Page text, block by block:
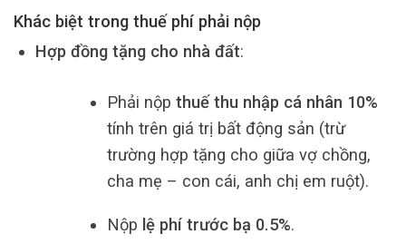
Khác biệt trong thuế phí phải nộp
Hợp đồng tặng cho nhà đất:
Phải nộp thuế thu nhập cá nhân 10%
tính trên giá trị bất động sản (trừ
trường hợp tặng cho giữa vợ chồng,
cha mẹ – con cái, anh chị em ruột).
Nộp lệ phí trước bạ 0.5%.